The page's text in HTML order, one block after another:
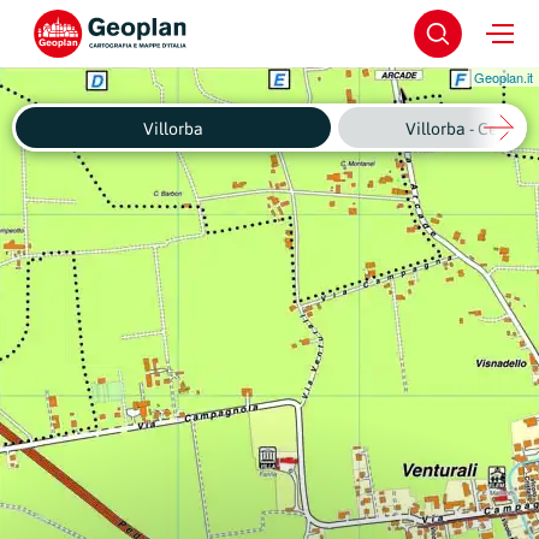
Geoplan.it
Villorba Villorba - Centro